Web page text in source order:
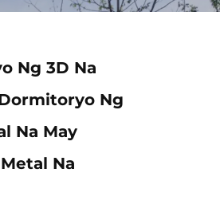
Ng 3D Na
Ng
Na May
Na